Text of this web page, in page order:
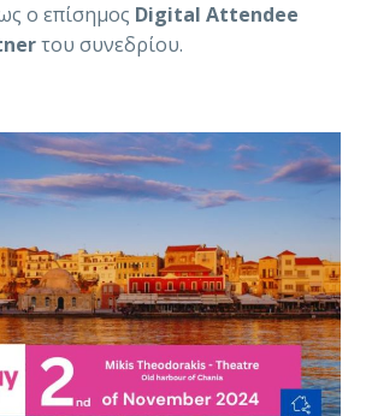
ο επίσημος Digital Attendee
του συνεδρίου.